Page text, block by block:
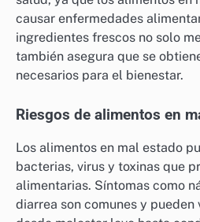
¿Cómo afecta la
salud, ya que los alimentos en
causar enfermedades
ingredientes frescos no solo
también asegura que se